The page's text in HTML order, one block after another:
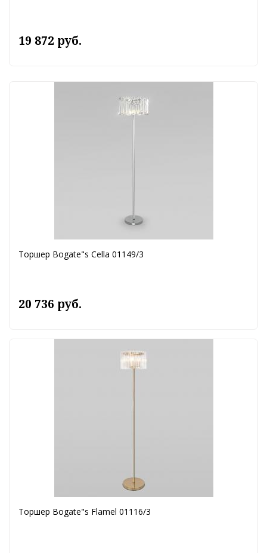
19 872 руб.
Торшер Bogate"s Cella 01149/3
20 736 руб.
Торшер Bogate"s Flamel 01116/3